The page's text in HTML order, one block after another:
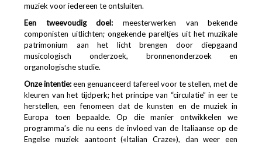
muziek voor iedereen te ontsluiten.
Een tweevoudig doel: meesterwerken van bekende
componisten uitlichten; ongekende pareltjes uit het muzikale
patrimonium aan het licht brengen door diepgaand
musicologisch onderzoek, bronnenonderzoek en
organologische studie.
Onze intentie:een genuanceerd tafereel voor te stellen, met de
kleuren van het tijdperk; het principe van “circulatie” in eer te
herstellen, een fenomeen dat de kunsten en de muziek in
Europa toen bepaalde. Op die manier ontwikkelen we
programma’s die nu eens de invloed van de Italiaanse op de
Engelse muziek aantoont («Italian Craze»), dan weer een